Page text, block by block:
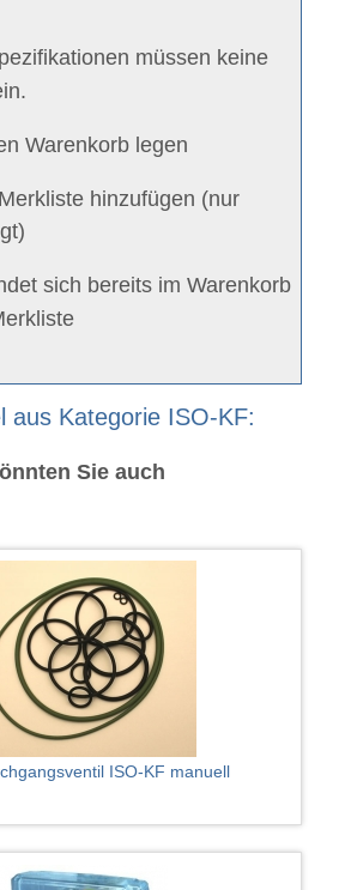
müssen keine
Warenkorb legen
hinzufügen (nur
sich bereits im Warenkorb
aus Kategorie ISO-KF:
Sie auch
ISO-KF manuell